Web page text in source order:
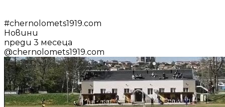
#chernolomets1919.com
Новини
преди 3 месеца
@chernolomets1919.com